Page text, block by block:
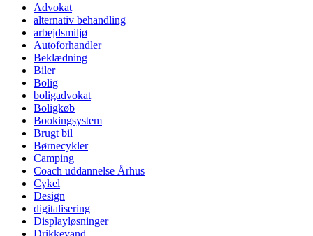
Advokat
alternativ behandling
arbejdsmiljø
Autoforhandler
Beklædning
Biler
Bolig
boligadvokat
Boligkøb
Bookingsystem
Brugt bil
Børnecykler
Camping
Coach uddannelse Århus
Cykel
Design
digitalisering
Displayløsninger
Drikkevand